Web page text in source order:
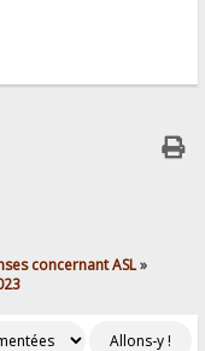
concernant ASL»